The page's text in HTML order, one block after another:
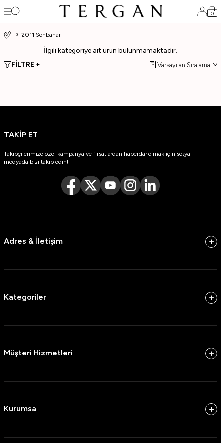
0
2011 Sonbahar
İlgili kategoriye ait ürün bulunmamaktadır.
FİLTRE +
TAKİP ET
Takipçilerimize özel kampanya ve fırsatlardan haberdar olmak için sosyal
medyada bizi takip edin!
Adres & İletişim
Kategoriler
Müşteri Hizmetleri
Kurumsal